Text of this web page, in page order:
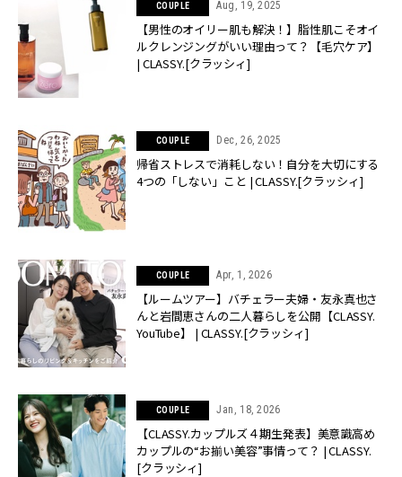
COUPLE Aug, 19, 2025
【男性のオイリー肌も解決！】脂性肌こそオイ
ルクレンジングがいい理由って？【毛穴ケア】
| CLASSY.[クラッシィ]
COUPLE Dec, 26, 2025
帰省ストレスで消耗しない！自分を大切にする
4つの「しない」こと | CLASSY.[クラッシィ]
COUPLE Apr, 1, 2026
【ルームツアー】バチェラー夫婦・友永真也さ
んと岩間恵さんの二人暮らしを公開【CLASSY.
YouTube】 | CLASSY.[クラッシィ]
COUPLE Jan, 18, 2026
【CLASSY.カップルズ４期生発表】美意識高め
カップルの“お揃い美容”事情って？ | CLASSY.
[クラッシィ]